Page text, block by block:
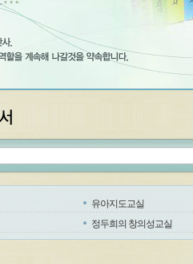
유아지도교실
정두희의 창의성교실